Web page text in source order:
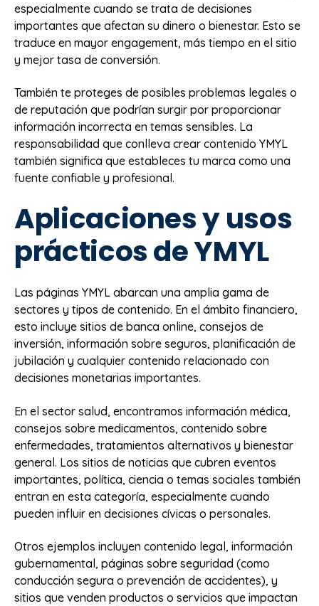
especialmente cuando se trata de decisiones
importantes que afectan su dinero o bienestar. Esto se
traduce en mayor engagement, más tiempo en el sitio
y mejor tasa de conversión.
También te proteges de posibles problemas legales o
de reputación que podrían surgir por proporcionar
información incorrecta en temas sensibles. La
responsabilidad que conlleva crear contenido YMYL
también significa que estableces tu marca como una
fuente confiable y profesional.
Aplicaciones y usos
prácticos de YMYL
Las páginas YMYL abarcan una amplia gama de
sectores y tipos de contenido. En el ámbito financiero,
esto incluye sitios de banca online, consejos de
inversión, información sobre seguros, planificación de
jubilación y cualquier contenido relacionado con
decisiones monetarias importantes.
En el sector salud, encontramos información médica,
consejos sobre medicamentos, contenido sobre
enfermedades, tratamientos alternativos y bienestar
general. Los sitios de noticias que cubren eventos
importantes, política, ciencia o temas sociales también
entran en esta categoría, especialmente cuando
pueden influir en decisiones cívicas o personales.
Otros ejemplos incluyen contenido legal, información
gubernamental, páginas sobre seguridad (como
conducción segura o prevención de accidentes), y
sitios que venden productos o servicios que impactan